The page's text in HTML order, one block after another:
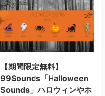
【期間限定無料】
99Sounds「Halloween
Sounds」ハロウィンやホ